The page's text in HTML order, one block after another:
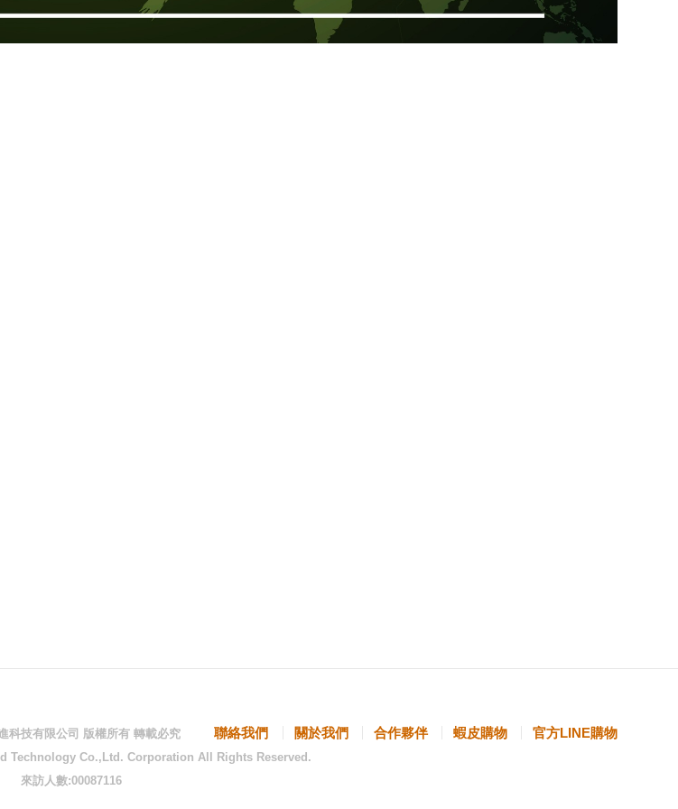
聯絡我們 關於我們 合作夥伴 蝦皮購物 官方LINE購物
科技有限公司 版權所有 轉載必究
Technology Co.,Ltd. Corporation All Rights Reserved.
來訪人數:00087116